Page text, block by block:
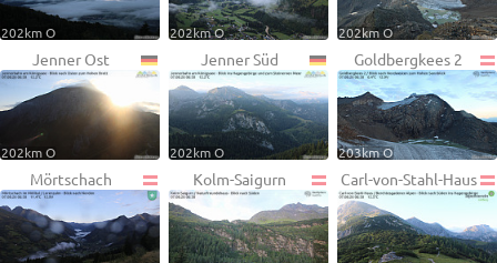
202km O 202km O 202km O
Jenner Ost
202km O
Jenner Süd
202km O
Goldbergkees 2
203km O
Mörtschach Kolm-Saigurn Carl-von-Stahl-Haus